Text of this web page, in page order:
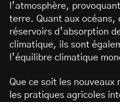
l’atmosphère,
terre. Quant aux océans,
réservoirs d’absorption
climatique, ils sont
l’équilibre climatique
Que ce soit les
les pratiques agricoles